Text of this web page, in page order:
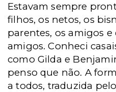
Estavam sempre
filhos, os netos, os
parentes, os amigos e
amigos. Conheci
como Gilda e
penso que não. A
a todos, traduzida